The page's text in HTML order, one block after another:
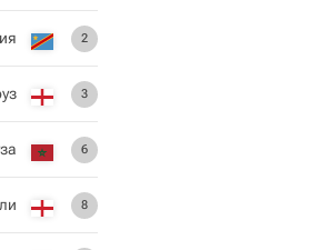
2
3
6
8